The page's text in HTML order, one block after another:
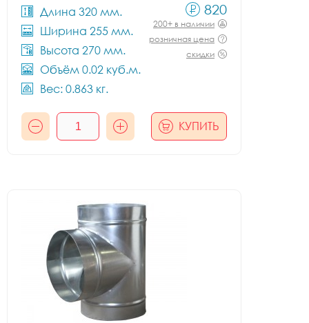
Длина 320 мм.
Ширина 255 мм.
Высота 270 мм.
Объём 0.02 куб.м.
Вес: 0.863 кг.
820
200+ в наличии
розничная цена
скидки
КУПИТЬ